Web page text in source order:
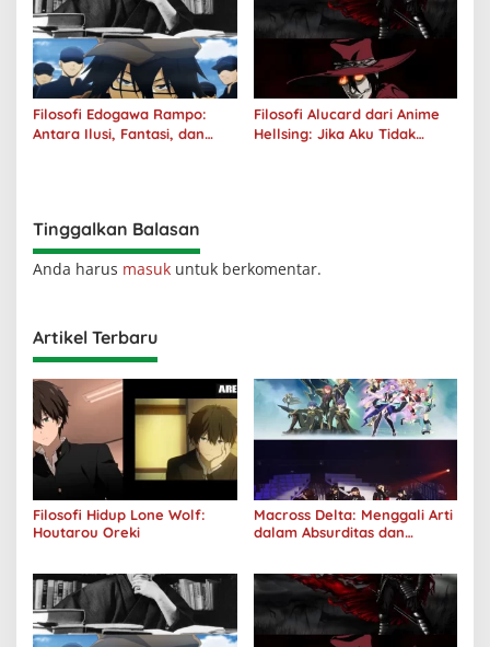
Filosofi Edogawa Rampo:
Antara Ilusi, Fantasi, dan
Filosofi Alucard dari Anime
Hellsing: Jika Aku Tidak
Tinggalkan Balasan
Anda harus masuk untuk berkomentar.
Artikel Terbaru
Filosofi Hidup Lone Wolf:
Houtarou Oreki
Macross Delta: Menggali Arti
dalam Absurditas dan